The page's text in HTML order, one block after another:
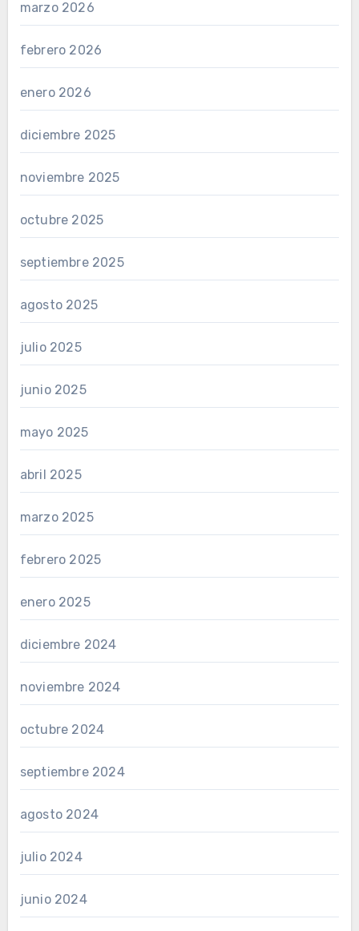
marzo 2026
febrero 2026
enero 2026
diciembre 2025
noviembre 2025
octubre 2025
septiembre 2025
agosto 2025
julio 2025
junio 2025
mayo 2025
abril 2025
marzo 2025
febrero 2025
enero 2025
diciembre 2024
noviembre 2024
octubre 2024
septiembre 2024
agosto 2024
julio 2024
junio 2024